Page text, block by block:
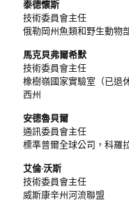
泰德懷斯
技術委員會主任
俄勒岡州魚類和野生動物
馬克貝弗爾希默
技術委員會主任
橡樹嶺國家實驗室（已退
西州
安德魯貝爾
通訊委員會主任
標準普爾全球公司，科羅
艾倫·沃斯
技術委員會主任
威斯康辛州河流聯盟